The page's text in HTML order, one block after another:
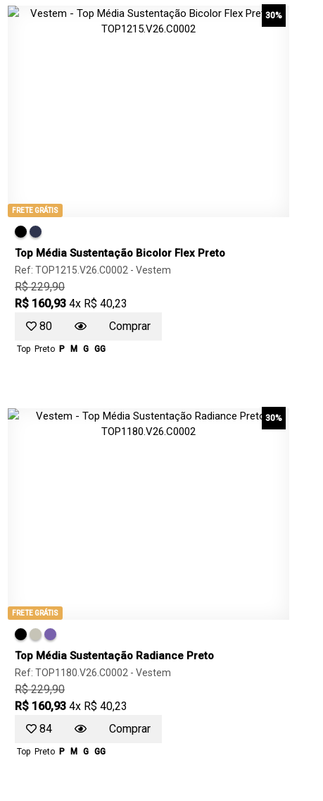
30%
FRETE GRÁTIS
Top Média Sustentação Bicolor Flex Preto
Ref: TOP1215.V26.C0002 - Vestem
R$ 229,90
R$ 160,93 4x R$ 40,23
80
Comprar
Top Preto P M G GG
30%
FRETE GRÁTIS
Top Média Sustentação Radiance Preto
Ref: TOP1180.V26.C0002 - Vestem
R$ 229,90
R$ 160,93 4x R$ 40,23
84
Comprar
Top Preto P M G GG